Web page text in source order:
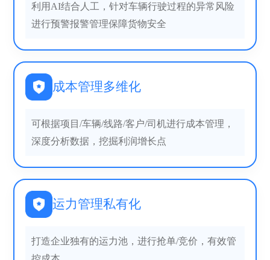
利用AI结合人工，针对车辆行驶过程的异常风险
进行预警报警管理保障货物安全
成本管理多维化
可根据项目/车辆/线路/客户/司机进行成本管理，
深度分析数据，挖掘利润增长点
运力管理私有化
打造企业独有的运力池，进行抢单/竞价，有效管